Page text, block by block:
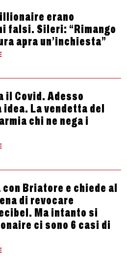
erano
falsi. Sileri: “Rimango
apra un’inchiesta”
Covid. Adesso
La vendetta del
chi ne nega i
Briatore e chiede al
di revocare
Ma intanto si
ci sono 6 casi di